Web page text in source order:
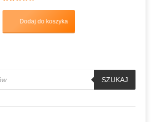
5.00
Dodaj do koszyka
SZUKAJ